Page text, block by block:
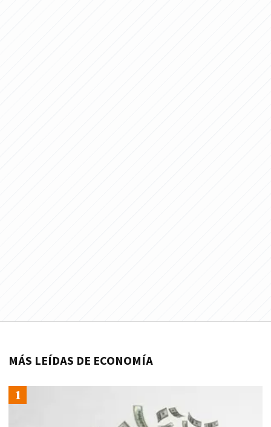
MÁS LEÍDAS DE ECONOMÍA